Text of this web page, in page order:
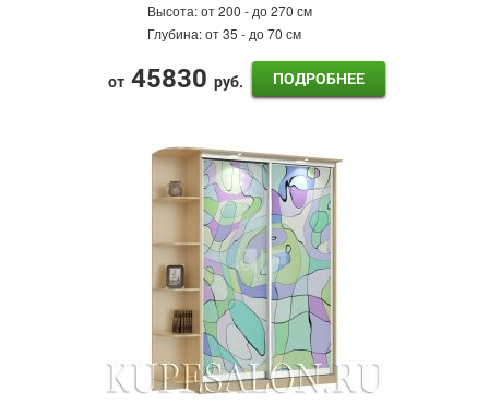
Высота:от 200 - до 270 см
Глубина:от 35 - до 70 см
от 45830 руб. ПОДРОБНЕЕ